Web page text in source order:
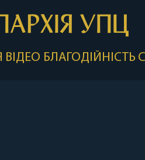
УПЦ
ВІДЕО БЛАГОДІЙНІСТЬ